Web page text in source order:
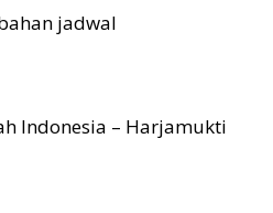
jadwal
Indonesia – Harjamukti